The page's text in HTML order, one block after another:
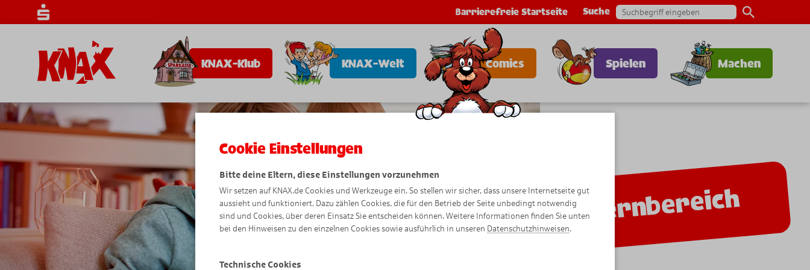
Barrierefreie Startseite Suche
KNAX-Klub KNAX-Welt Comics Spielen Machen
Elternbereich
Cookie Einstellungen
Bitte deine Eltern, diese Einstellungen vorzunehmen
Wir setzen auf KNAX.de Cookies und Werkzeuge ein. So stellen wir sicher, dass unsere Internetseite gut
aussieht und funktioniert. Dazu zählen Cookies, die für den Betrieb der Seite unbedingt notwendig
sind und Cookies, über deren Einsatz Sie entscheiden können. Weitere Informationen finden Sie unten
bei den Hinweisen zu den einzelnen Cookies sowie ausführlich in unseren Datenschutzhinweisen.
Technische Cookies